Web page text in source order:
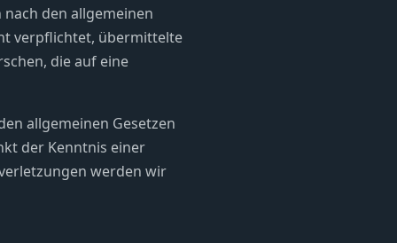
den allgemeinen
verpflichtet, übermittelte
die auf eine
allgemeinen Gesetzen
der Kenntnis einer
werden wir